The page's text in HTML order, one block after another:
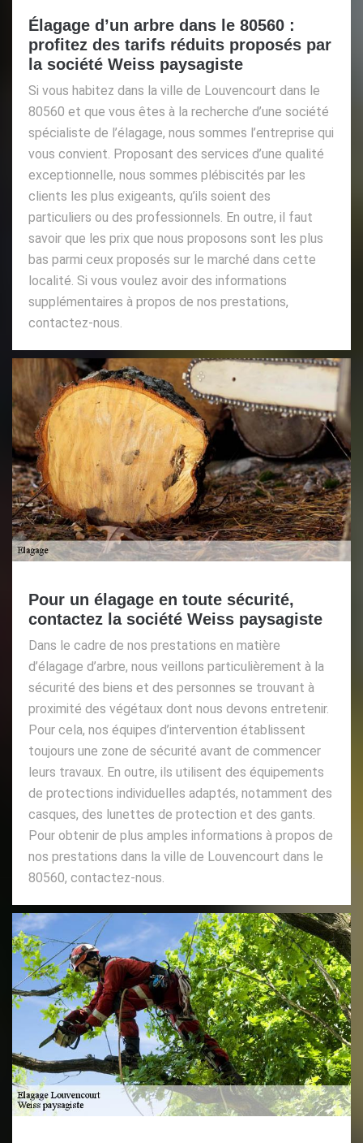
Élagage d’un arbre dans le 80560 :
profitez des tarifs réduits proposés par
la société Weiss paysagiste
Si vous habitez dans la ville de Louvencourt dans le
80560 et que vous êtes à la recherche d’une société
spécialiste de l’élagage, nous sommes l’entreprise qui
vous convient. Proposant des services d’une qualité
exceptionnelle, nous sommes plébiscités par les
clients les plus exigeants, qu’ils soient des
particuliers ou des professionnels. En outre, il faut
savoir que les prix que nous proposons sont les plus
bas parmi ceux proposés sur le marché dans cette
localité. Si vous voulez avoir des informations
supplémentaires à propos de nos prestations,
contactez-nous.
Pour un élagage en toute sécurité,
contactez la société Weiss paysagiste
Dans le cadre de nos prestations en matière
d’élagage d’arbre, nous veillons particulièrement à la
sécurité des biens et des personnes se trouvant à
proximité des végétaux dont nous devons entretenir.
Pour cela, nos équipes d’intervention établissent
toujours une zone de sécurité avant de commencer
leurs travaux. En outre, ils utilisent des équipements
de protections individuelles adaptés, notamment des
casques, des lunettes de protection et des gants.
Pour obtenir de plus amples informations à propos de
nos prestations dans la ville de Louvencourt dans le
80560, contactez-nous.